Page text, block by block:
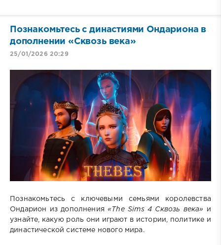
Познакомьтесь с династиями Ондариона в
дополнении «Сквозь века»
25/01/2026 20:29
Познакомьтесь с ключевыми семьями королевства
Ондарион из дополнения«The Sims 4 Сквозь века‎»
и
узнайте, какую роль они играют в истории, политике и
династической системе нового мира.